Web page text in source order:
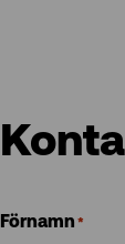
Förnamn *